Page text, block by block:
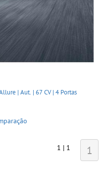
| Aut. | 67 CV | 4 Portas
1 | 1 1